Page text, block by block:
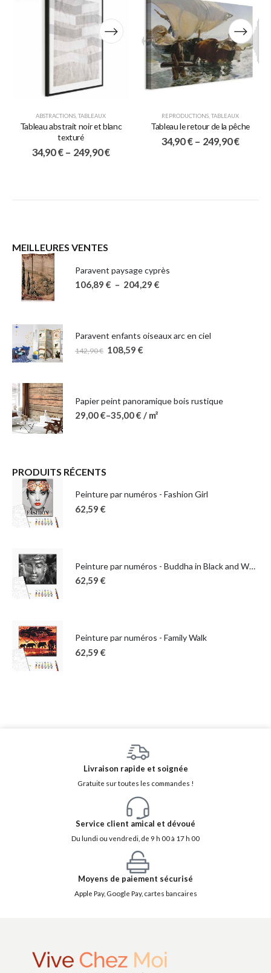
ABSTRACTIONS TABLEAUX
Tableau abstrait noir et blanc
texturé
34,90€ – 249,90€
REPRODUCTIONS TABLEAUX
Tableau le retour de la pêche
34,90€ – 249,90€
MEILLEURES VENTES
Paravent paysage cyprès
106,89 € – 204,29 €
Paravent enfants oiseaux arc en ciel
142,90€ 108,59 €
Papier peint panoramique bois rustique
29,00€–35,00€ / m²
PRODUITS RÉCENTS
Peinture par numéros - Fashion Girl
62,59 €
Peinture par numéros - Buddha in Black and White
62,59 €
Peinture par numéros - Family Walk
62,59 €
Livraison rapide et soignée
Gratuite sur toutes les commandes !
Service client amical et dévoué
Du lundi ou vendredi, de 9 h 00 à 17 h 00
Moyens de paiement sécurisé
Apple Pay, Google Pay, cartes bancaires